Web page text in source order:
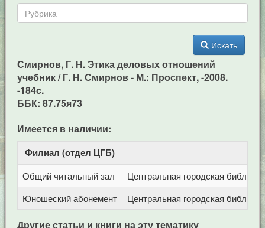
Искать
Смирнов, Г. Н. Этика деловых отношений
учебник / Г. Н. Смирнов - М.: Проспект, -2008.
-184c.
ББК: 87.75я73
Имеется в наличии:
Филиал (отдел ЦГБ)
Общий читальный зал
Центральная городская
Юношеский абонемент
Центральная городская
Другие статьи и книги на эту тематику